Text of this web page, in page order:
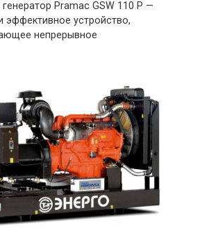
Pramac GSW 110 P —
эффективное устройство,
непрерывное